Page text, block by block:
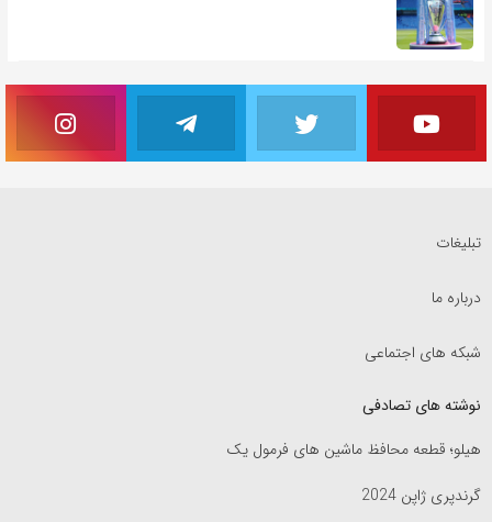
تبلیغات
درباره ما
شبکه های اجتماعی
نوشته های تصادفی
هیلو؛ قطعه محافظ ماشین های فرمول یک
گرندپری ژاپن 2024